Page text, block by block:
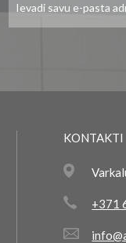
jaunumu
KONTAKTI
+371